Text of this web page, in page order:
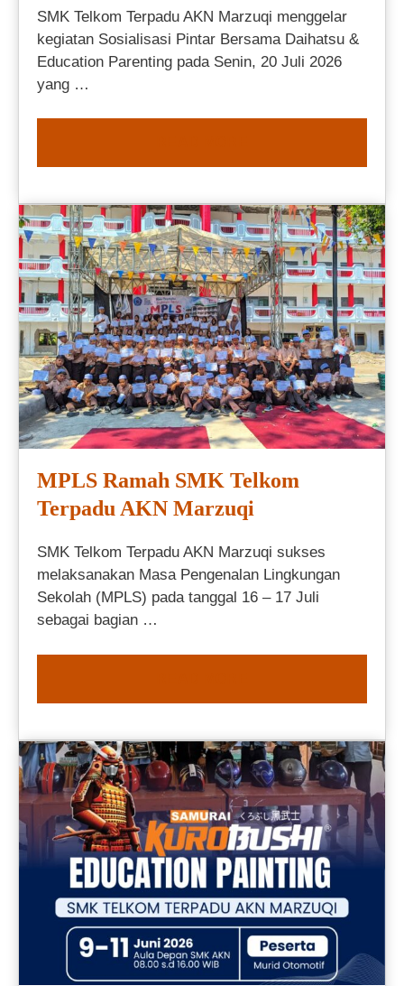
SMK Telkom Terpadu AKN Marzuqi menggelar
kegiatan Sosialisasi Pintar Bersama Daihatsu &
Education Parenting pada Senin, 20 Juli 2026
yang …
MPLS Ramah SMK Telkom
Terpadu AKN Marzuqi
SMK Telkom Terpadu AKN Marzuqi sukses
melaksanakan Masa Pengenalan Lingkungan
Sekolah (MPLS) pada tanggal 16 – 17 Juli
sebagai bagian …